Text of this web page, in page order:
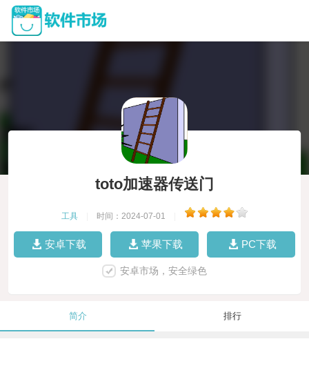
toto加速器传送门
工具 时间：2024-07-01
安卓下载 苹果下载 PC下载
安卓市场，安全绿色
简介 排行